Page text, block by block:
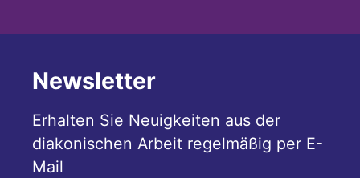
Newsletter
Erhalten Sie Neuigkeiten aus der
diakonischen Arbeit regelmäßig per E-
Mail